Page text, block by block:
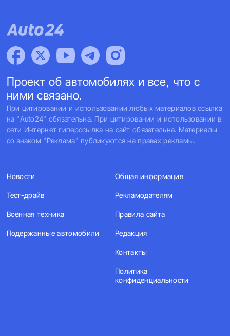
Проект об автомобилях и все, что с
ними связано.
При цитировании и использовании любых материалов ссылка
на "Auto24" обязательна. При цитировании и использовании в
сети Интернет гиперссылка на сайт обязательна. Материалы
со знаком "Реклама" публикуются на правах рекламы.
Новости
Тест-драйв
Военная техника
Подержанные автомобили
Общая информация
Рекламодателям
Правила сайта
Редакция
Контакты
Политика
конфиденциальности